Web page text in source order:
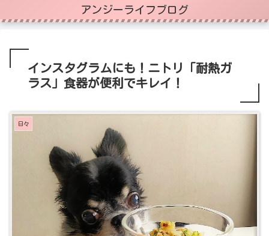
アンジーライフブログ
インスタグラムにも！ニトリ「耐熱ガ
ラス」食器が便利でキレイ！
日々